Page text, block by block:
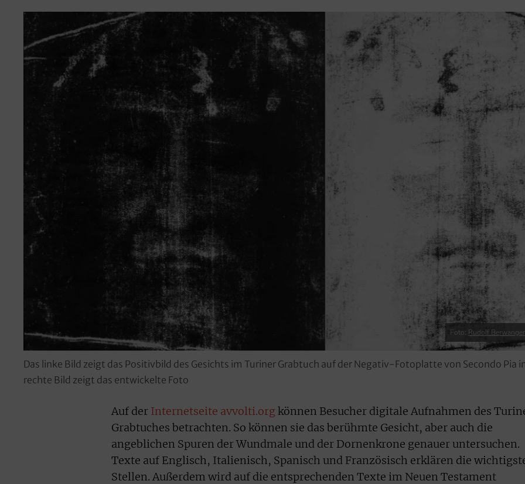
Foto: Rudolf Berwanger
Das linke Bild zeigt das Positivbild des Gesichts im Turiner Grabtuch auf der Negativ-Fotoplatte von Secondo Pia
rechte Bild zeigt das entwickelte Foto
Auf der Internetseite avvolti.org können Besucher digitale Aufnahmen des
Grabtuches betrachten. So können sie das berühmte Gesicht, aber auch die
angeblichen Spuren der Wundmale und der Dornenkrone genauer untersuchen.
Texte auf Englisch, Italienisch, Spanisch und Französisch erklären die
Stellen. Außerdem wird auf die entsprechenden Texte im Neuen Testament